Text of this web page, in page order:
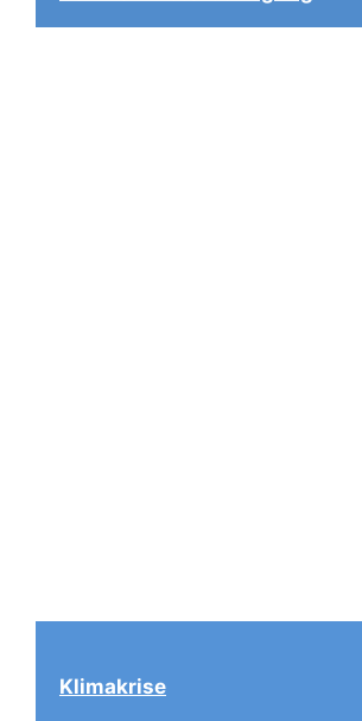
Klimakrise